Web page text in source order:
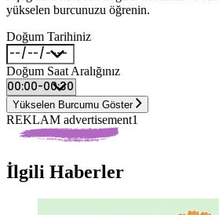
yükselen burcunuzu öğrenin.
Doğum Tarihiniz
Doğum Saat Aralığınız
Yükselen Burcumu Göster
REKLAM advertisement1
İlgili Haberler